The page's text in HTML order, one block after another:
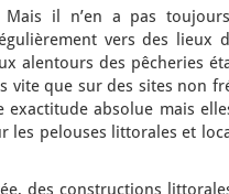
Mais il n’en a pas
vers des lieux
alentours des pêcheries
vite que sur des sites non
exactitude absolue mais
les pelouses littorales et
des constructions